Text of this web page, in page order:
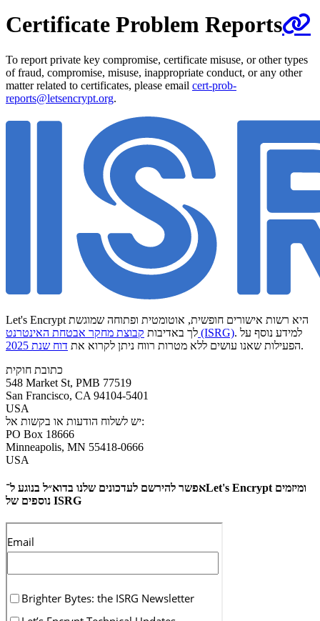
Certificate Problem Reports
To report private key compromise, certificate misuse, or other types
of fraud, compromise, misuse, inappropriate conduct, or any other
matter related to certificates, please email cert-prob-
reports@letsencrypt.org.
Let's Encrypt היא רשות אישורים חופשית, אוטומטית ופתוחה שמוגשת
לך באדיבות קבוצת מחקר אבטחת האינטרנט (ISRG). למידע נוסף על
הפעילות שאנו עושים ללא מטרות רווח ניתן לקרוא את דוח שנת 2025
.
כתובת חוקית
548 Market St, PMB 77519
San Francisco, CA 94104-5401
USA
יש לשלוח הודעות או בקשות אל:
PO Box 18666
Minneapolis, MN 55418-0666
USA
אפשר להירשם לעדכונים שלנו בדוא״ל בנוגע ל־Let's Encrypt ומיזמים
נוספים של ISRG